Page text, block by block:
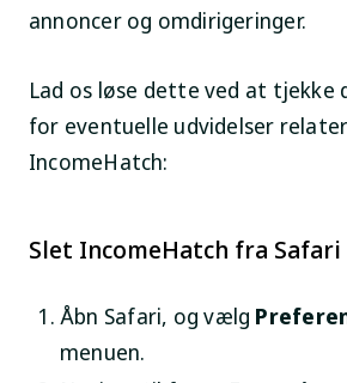
annoncer og omdirigeringer.
Lad os løse dette ved at tjekke
for eventuelle udvidelser
IncomeHatch:
Slet IncomeHatch fra Safari
Åbn Safari, og vælg
menuen.